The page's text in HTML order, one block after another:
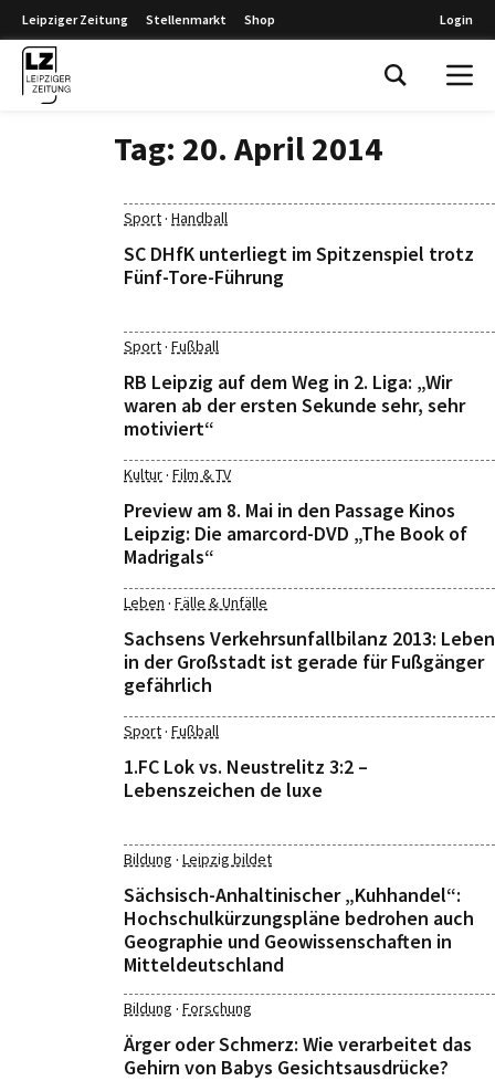
Leipziger Zeitung Stellenmarkt Shop Login
Tag: 20. April 2014
Sport· Handball
SC DHfK unterliegt im Spitzenspiel trotz
Fünf-Tore-Führung
Sport· Fußball
RB Leipzig auf dem Weg in 2. Liga: „Wir
waren ab der ersten Sekunde sehr, sehr
motiviert“
Kultur· Film & TV
Preview am 8. Mai in den Passage Kinos
Leipzig: Die amarcord-DVD „The Book of
Madrigals“
Leben · Fälle & Unfälle
Sachsens Verkehrsunfallbilanz 2013: Leben
in der Großstadt ist gerade für Fußgänger
gefährlich
Sport· Fußball
1.FC Lok vs. Neustrelitz 3:2 –
Lebenszeichen de luxe
Bildung · Leipzig bildet
Sächsisch-Anhaltinischer „Kuhhandel“:
Hochschulkürzungspläne bedrohen auch
Geographie und Geowissenschaften in
Mitteldeutschland
Bildung · Forschung
Ärger oder Schmerz: Wie verarbeitet das
Gehirn von Babys Gesichtsausdrücke?